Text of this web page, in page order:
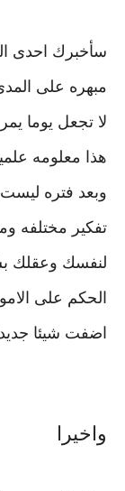
سأخبرك احدى
مبهره على
لا تجعل يوما
هذا معلومه
وبعد فتره
تفكير مختلفه
لنفسك وعقلك
الحكم على
اضفت شيئا
واخيرا